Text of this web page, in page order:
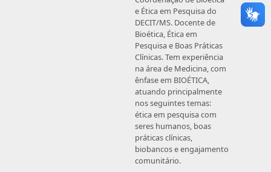
e Ética em Pesquisa do
DECIT/MS. Docente de
Bioética, Ética em
Pesquisa e Boas Práticas
Clínicas. Tem experiência
na área de Medicina, com
ênfase em BIOÉTICA,
atuando principalmente
nos seguintes temas:
ética em pesquisa com
seres humanos, boas
práticas clínicas,
biobancos e engajamento
comunitário.